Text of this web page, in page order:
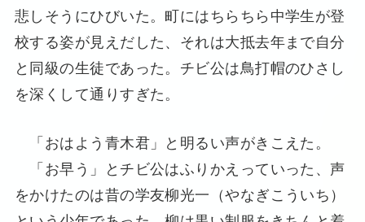
悲しそうにひびいた。町にはちらちら中学生が登
校する姿が見えだした、それは大抵去年まで自分
と同級の生徒であった。チビ公は鳥打帽のひさし
を深くして通りすぎた。
「おはよう青木君」と明るい声がきこえた。
「お早う」とチビ公はふりかえっていった、声
をかけたのは昔の学友柳光一（やなぎこういち）